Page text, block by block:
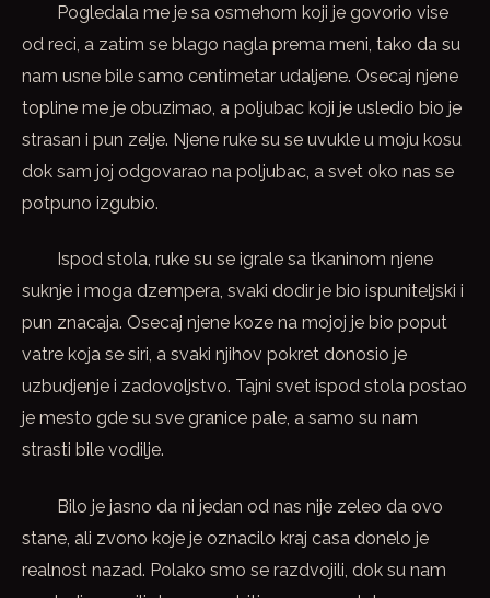
Pogledala me je sa osmehom koji je govorio vise
od reci, a zatim se blago nagla prema meni, tako da su
nam usne bile samo centimetar udaljene. Osecaj njene
topline me je obuzimao, a poljubac koji je usledio bio je
strasan i pun zelje. Njene ruke su se uvukle u moju kosu
dok sam joj odgovarao na poljubac, a svet oko nas se
potpuno izgubio.
Ispod stola, ruke su se igrale sa tkaninom njene
suknje i moga dzempera, svaki dodir je bio ispuniteljski i
pun znacaja. Osecaj njene koze na mojoj je bio poput
vatre koja se siri, a svaki njihov pokret donosio je
uzbudjenje i zadovoljstvo. Tajni svet ispod stola postao
je mesto gde su sve granice pale, a samo su nam
strasti bile vodilje.
Bilo je jasno da ni jedan od nas nije zeleo da ovo
stane, ali zvono koje je oznacilo kraj casa donelo je
realnost nazad. Polako smo se razdvojili, dok su nam